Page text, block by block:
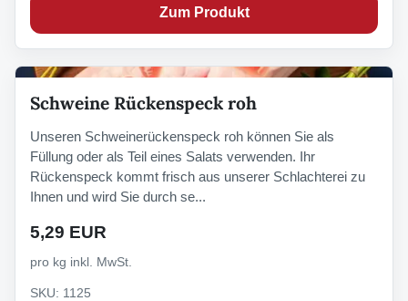
Zum Produkt
Schweine Rückenspeck roh
Unseren Schweinerückenspeck roh können Sie als
Füllung oder als Teil eines Salats verwenden. Ihr
Rückenspeck kommt frisch aus unserer Schlachterei zu
Ihnen und wird Sie durch se...
5,29 EUR
pro kg inkl. MwSt.
SKU: 1125